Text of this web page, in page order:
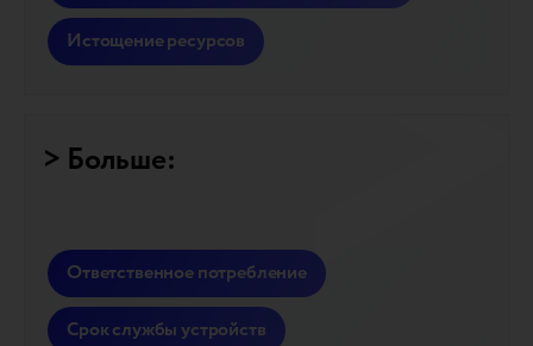
Истощение ресурсов
> Больше:
Ответственное потребление
Срок службы устройств